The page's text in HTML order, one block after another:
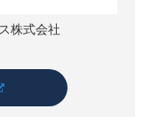
株式会社